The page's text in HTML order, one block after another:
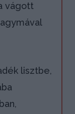
vágott
lisztbe,